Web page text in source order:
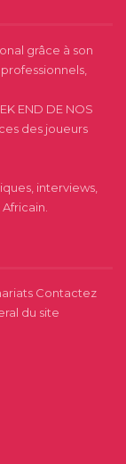
grâce à son
END DE NOS
des joueurs
interviews,
Contactez
du site